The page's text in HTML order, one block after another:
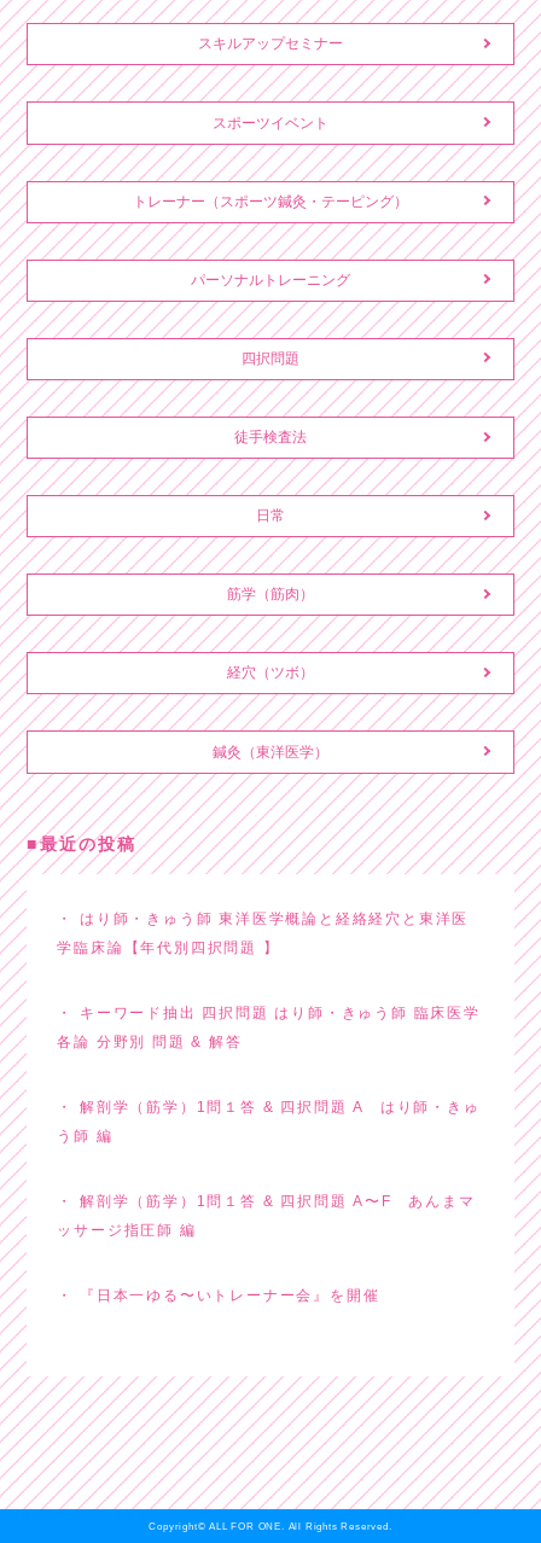
スキルアップセミナー
スポーツイベント
トレーナー（スポーツ鍼灸・テーピング）
パーソナルトレーニング
四択問題
徒手検査法
日常
筋学（筋肉）
経穴（ツボ）
鍼灸（東洋医学）
最近の投稿
はり師・きゅう師 東洋医学概論と経絡経穴と東洋医
学臨床論【年代別四択問題 】
キーワード抽出 四択問題 はり師・きゅう師 臨床医学
各論 分野別 問題 & 解答
解剖学（筋学）1問１答 & 四択問題 A はり師・きゅ
う師 編
解剖学（筋学）1問１答 & 四択問題 A〜F あんまマ
ッサージ指圧師 編
『日本一ゆる〜いトレーナー会』を開催
Copyright© ALL FOR ONE. All Rights Reserved.